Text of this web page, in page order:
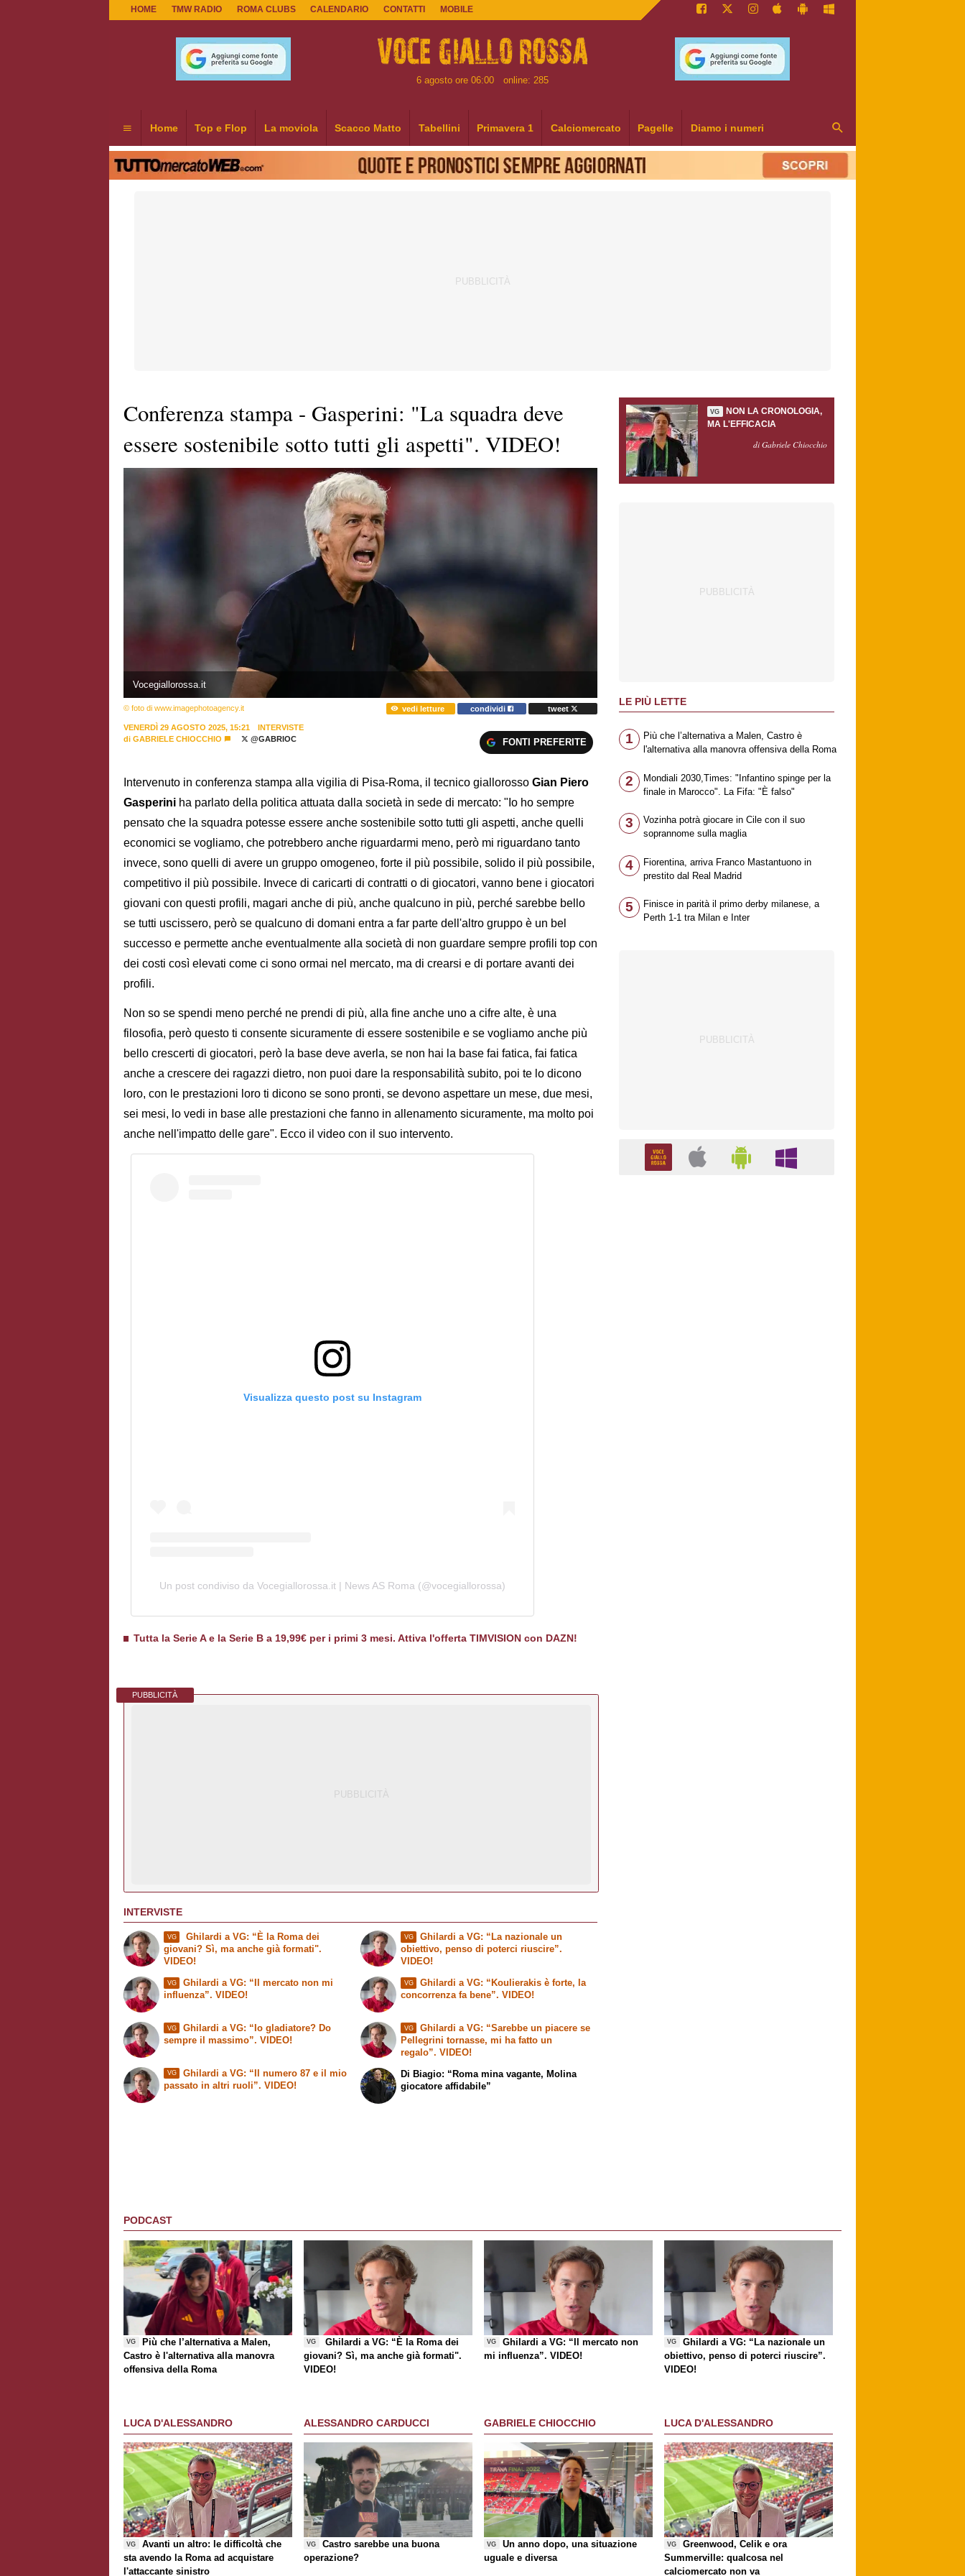
HOME TMW RADIO ROMA CLUBS CALENDARIO CONTATTI MOBILE
6 agosto ore 06:00 online: 285
Home Top e Flop La moviola Scacco Matto Tabellini Primavera 1 Calciomercato Pagelle Diamo i numeri
Conferenza stampa - Gasperini: "La squadra deve
essere sostenibile sotto tutti gli aspetti". VIDEO!
Vocegiallorossa.it
© foto di www.imagephotoagency.it vedi letture condividi tweet
VENERDÌ 29 AGOSTO 2025, 15:21
INTERVISTE
di GABRIELE CHIOCCHIO @GABRIOC FONTI PREFERITE
Intervenuto in conferenza stampa alla vigilia di Pisa-Roma, il tecnico giallorosso Gian Piero
Gasperini ha parlato della politica attuata dalla società in sede di mercato: "Io ho sempre
pensato che la squadra potesse essere anche sostenibile sotto tutti gli aspetti, anche quelli
economici se vogliamo, che potrebbero anche riguardarmi meno, però mi riguardano tanto
invece, sono quelli di avere un gruppo omogeneo, forte il più possibile, solido il più possibile,
competitivo il più possibile. Invece di caricarti di contratti o di giocatori, vanno bene i giocatori
giovani con questi profili, magari anche di più, anche qualcuno in più, perché sarebbe bello
se tutti uscissero, però se qualcuno di domani entra a far parte dell'altro gruppo è un bel
successo e permette anche eventualmente alla società di non guardare sempre profili top con
dei costi così elevati come ci sono ormai nel mercato, ma di crearsi e di portare avanti dei
profili.
Non so se spendi meno perché ne prendi di più, alla fine anche uno a cifre alte, è una
filosofia, però questo ti consente sicuramente di essere sostenibile e se vogliamo anche più
bello crescerti di giocatori, però la base deve averla, se non hai la base fai fatica, fai fatica
anche a crescere dei ragazzi dietro, non puoi dare la responsabilità subito, poi te lo dicono
loro, con le prestazioni loro ti dicono se sono pronti, se devono aspettare un mese, due mesi,
sei mesi, lo vedi in base alle prestazioni che fanno in allenamento sicuramente, ma molto poi
anche nell'impatto delle gare". Ecco il video con il suo intervento.
Visualizza questo post su Instagram
Un post condiviso da Vocegiallorossa.it | News AS Roma (@vocegiallorossa)
Tutta la Serie A e la Serie B a 19,99€ per i primi 3 mesi. Attiva l'offerta TIMVISION con DAZN!
PUBBLICITÀ
INTERVISTE
VG
Ghilardi a VG: “È la Roma dei
giovani? Sì, ma anche già formati".
VIDEO!
VG
Ghilardi a VG: “Il mercato non mi
influenza”. VIDEO!
VG
Ghilardi a VG: “La nazionale un
obiettivo, penso di poterci riuscire”.
VIDEO!
VG
Ghilardi a VG: “Koulierakis è forte, la
concorrenza fa bene”. VIDEO!
VG
Ghilardi a VG: “Io gladiatore? Do
sempre il massimo”. VIDEO!
VG
Ghilardi a VG: “Il numero 87 e il mio
passato in altri ruoli”. VIDEO!
VG
Ghilardi a VG: “Sarebbe un piacere se
Pellegrini tornasse, mi ha fatto un
regalo”. VIDEO!
Di Biagio: “Roma mina vagante, Molina
giocatore affidabile”
VG
NON LA CRONOLOGIA,
MA L'EFFICACIA
di Gabriele Chiocchio
LE PIÙ LETTE
1
Più che l’alternativa a Malen, Castro è
l'alternativa alla manovra offensiva della Roma
2
Mondiali 2030,Times: "Infantino spinge per la
finale in Marocco". La Fifa: "È falso"
3
Vozinha potrà giocare in Cile con il suo
soprannome sulla maglia
4
Fiorentina, arriva Franco Mastantuono in
prestito dal Real Madrid
5
Finisce in parità il primo derby milanese, a
Perth 1-1 tra Milan e Inter
PODCAST
VG
Più che l’alternativa a Malen,
Castro è l'alternativa alla manovra
offensiva della Roma
VG
Ghilardi a VG: “È la Roma dei
giovani? Sì, ma anche già formati".
VIDEO!
VG
Ghilardi a VG: “Il mercato non
mi influenza”. VIDEO!
VG
Ghilardi a VG: “La nazionale un
obiettivo, penso di poterci riuscire”.
VIDEO!
LUCA D'ALESSANDRO
VG
Avanti un altro: le difficoltà che
sta avendo la Roma ad acquistare
l'attaccante sinistro
ALESSANDRO CARDUCCI
VG
Castro sarebbe una buona
operazione?
GABRIELE CHIOCCHIO
VG
Un anno dopo, una situazione
uguale e diversa
LUCA D'ALESSANDRO
VG
Greenwood, Celik e ora
Summerville: qualcosa nel
calciomercato non va